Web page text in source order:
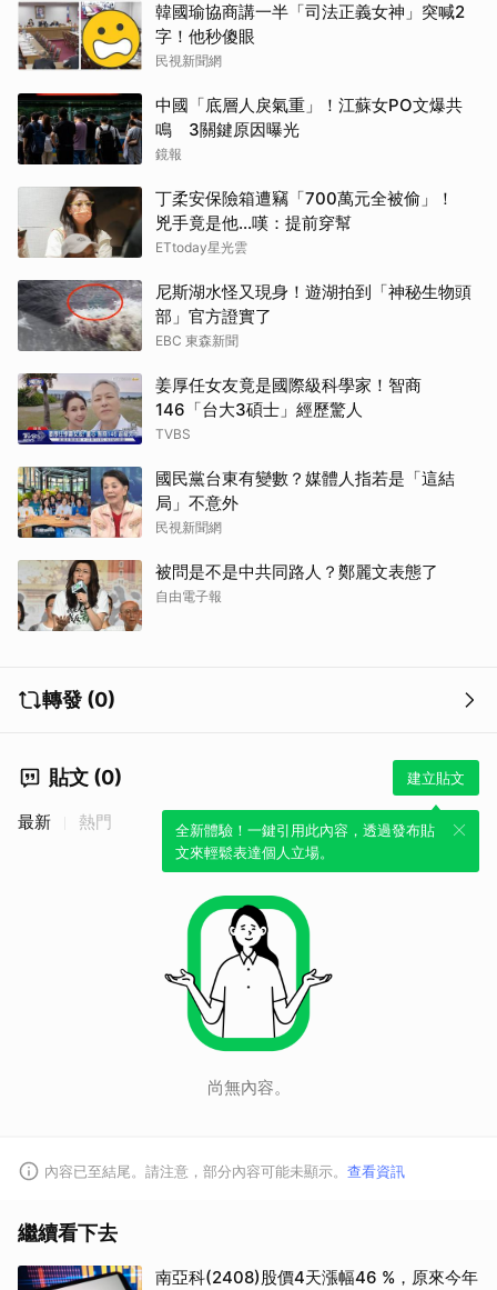
韓國瑜協商講一半「司法正義女神」突喊2
字！他秒傻眼
民視新聞網
中國「底層人戾氣重」！江蘇女PO文爆共
鳴 3關鍵原因曝光
鏡報
丁柔安保險箱遭竊「700萬元全被偷」！
兇手竟是他...嘆：提前穿幫
ETtoday星光雲
尼斯湖水怪又現身！遊湖拍到「神秘生物頭
部」官方證實了
EBC 東森新聞
姜厚任女友竟是國際級科學家！智商
146「台大3碩士」經歷驚人
TVBS
國民黨台東有變數？媒體人指若是「這結
局」不意外
民視新聞網
被問是不是中共同路人？鄭麗文表態了
自由電子報
轉發 (0)
貼文 (0) 建立貼文
全新體驗！一鍵引用此內容，透過發布貼
文來輕鬆表達個人立場。
最新 熱門
尚無內容。
內容已至結尾。請注意，部分內容可能未顯示。 查看資訊
繼續看下去
南亞科(2408)股價4天漲幅46 %，原來今年